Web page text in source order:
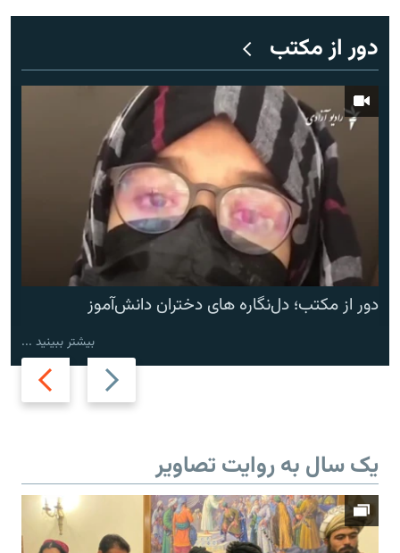
دور از مکتب
Previous
slide
Next
slide
دور از مکتب؛ دل‌نگاره های دختران دانش‌آموز
بیشتر ببینید ...
یک سال به روایت تصاویر